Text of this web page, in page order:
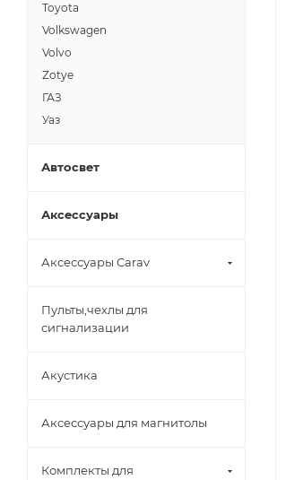
Toyota
Volkswagen
Volvo
Zotye
ГАЗ
Уаз
Автосвет
Аксессуары
Аксессуары Carav
Пульты,чехлы для
сигнализации
Акустика
Аксессуары для магнитолы
Комплекты для